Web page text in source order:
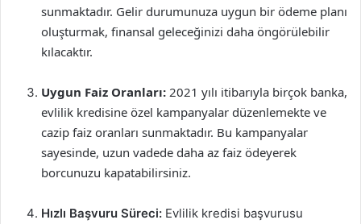
sunmaktadır. Gelir durumunuza uygun bir ödeme planı
oluşturmak, finansal geleceğinizi daha öngörülebilir
kılacaktır.
Uygun Faiz Oranları: 2021 yılı itibarıyla birçok banka,
evlilik kredisine özel kampanyalar düzenlemekte ve
cazip faiz oranları sunmaktadır. Bu kampanyalar
sayesinde, uzun vadede daha az faiz ödeyerek
borcunuzu kapatabilirsiniz.
Hızlı Başvuru Süreci: Evlilik kredisi başvurusu